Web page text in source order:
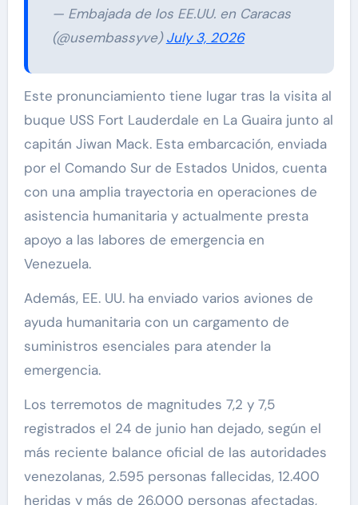
— Embajada de los EE.UU. en Caracas
(@usembassyve)July 3, 2026
Este pronunciamiento tiene lugar tras la visita al
buque USS Fort Lauderdale en La Guaira junto al
capitán Jiwan Mack. Esta embarcación, enviada
por el Comando Sur de Estados Unidos, cuenta
con una amplia trayectoria en operaciones de
asistencia humanitaria y actualmente presta
apoyo a las labores de emergencia en
Venezuela.
Además, EE. UU. ha enviado varios aviones de
ayuda humanitaria con un cargamento de
suministros esenciales para atender la
emergencia.
Los terremotos de magnitudes 7,2 y 7,5
registrados el 24 de junio han dejado, según el
más reciente balance oficial de las autoridades
venezolanas, 2.595 personas fallecidas, 12.400
heridas y más de 26.000 personas afectadas,